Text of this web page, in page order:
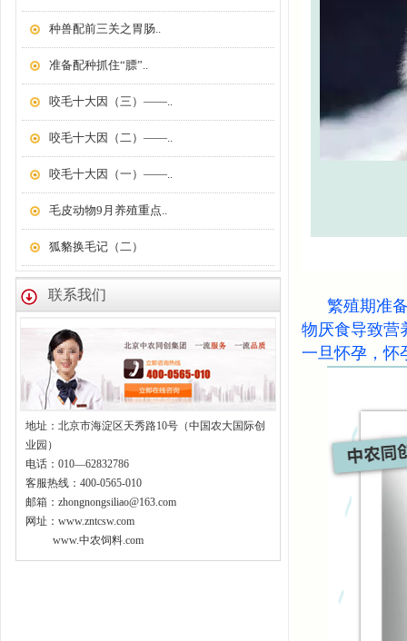
种兽配前三关之胃肠..
准备配种抓住“膘”..
咬毛十大因（三）——..
咬毛十大因（二）——..
咬毛十大因（一）——..
毛皮动物9月养殖重点..
狐貉换毛记（二）
联系我们
地址：北京市海淀区天秀路10号（中国农大国际创
业园）
电话：010—62832786
客服热线：400-0565-010
邮箱：zhongnongsiliao@163.com
网址：www.zntcsw.com
www.中农饲料.com
繁殖期准
物厌食导致营
一旦怀孕，怀